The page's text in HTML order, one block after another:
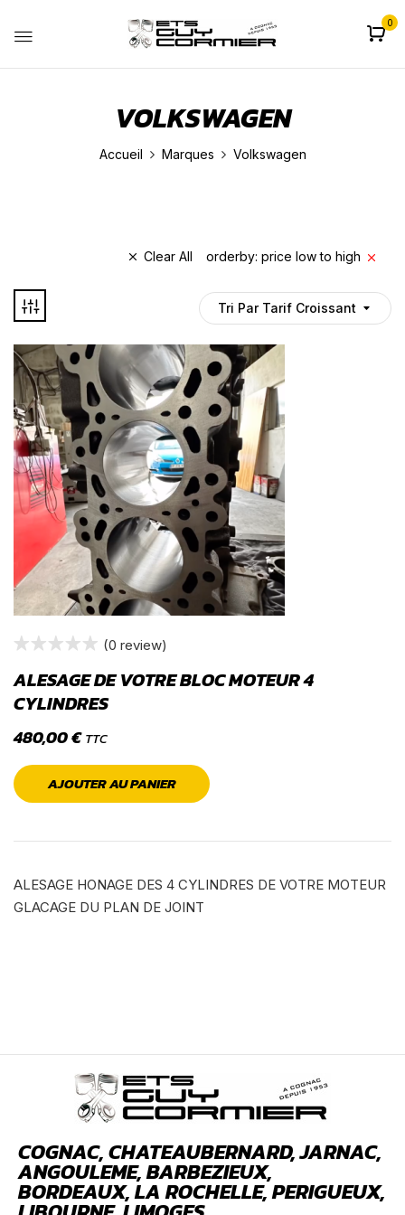
0
VOLKSWAGEN
Accueil Marques Volkswagen
Clear All orderby: price low to high
Tri Par Tarif Croissant
(0 review)
ALESAGE DE VOTRE BLOC MOTEUR 4
CYLINDRES
480,00€ TTC
AJOUTER AU PANIER
ALESAGE HONAGE DES 4 CYLINDRES DE VOTRE MOTEUR
GLACAGE DU PLAN DE JOINT
COGNAC, CHATEAUBERNARD, JARNAC,
ANGOULEME, BARBEZIEUX,
BORDEAUX, LA ROCHELLE, PERIGUEUX,